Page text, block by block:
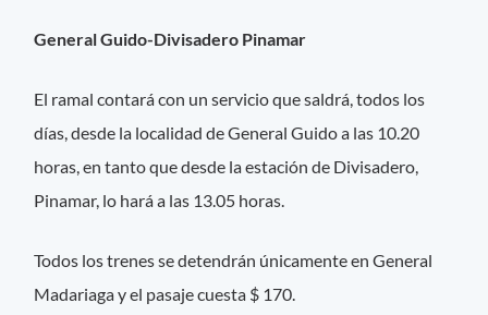
General Guido-Divisadero Pinamar
El ramal contará con un servicio que saldrá, todos los
días, desde la localidad de General Guido a las 10.20
horas, en tanto que desde la estación de Divisadero,
Pinamar, lo hará a las 13.05 horas.
Todos los trenes se detendrán únicamente en General
Madariaga y el pasaje cuesta $ 170.